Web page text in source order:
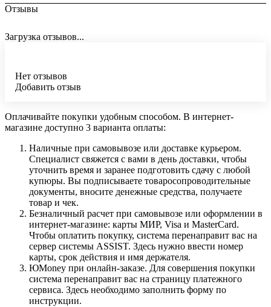
Отзывы
Загрузка отзывов...
Нет отзывов
Добавить отзыв
Оплачивайте покупки удобным способом. В интернет-
магазине доступно 3 варианта оплаты:
Наличные при самовывозе или доставке курьером.
Специалист свяжется с вами в день доставки, чтобы
уточнить время и заранее подготовить сдачу с любой
купюры. Вы подписываете товаросопроводительные
документы, вносите денежные средства, получаете
товар и чек.
Безналичный расчет при самовывозе или оформлении в
интернет-магазине: карты МИР, Visa и MasterCard.
Чтобы оплатить покупку, система перенаправит вас на
сервер системы ASSIST. Здесь нужно ввести номер
карты, срок действия и имя держателя.
ЮMoney при онлайн-заказе. Для совершения покупки
система перенаправит вас на страницу платежного
сервиса. Здесь необходимо заполнить форму по
инструкции.